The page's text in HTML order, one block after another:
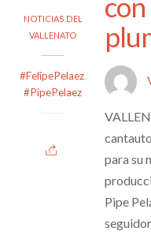
NOTICIAS DEL
VALLENATO
#FelipePelaez,
#PipePelaez
para su
Pipe